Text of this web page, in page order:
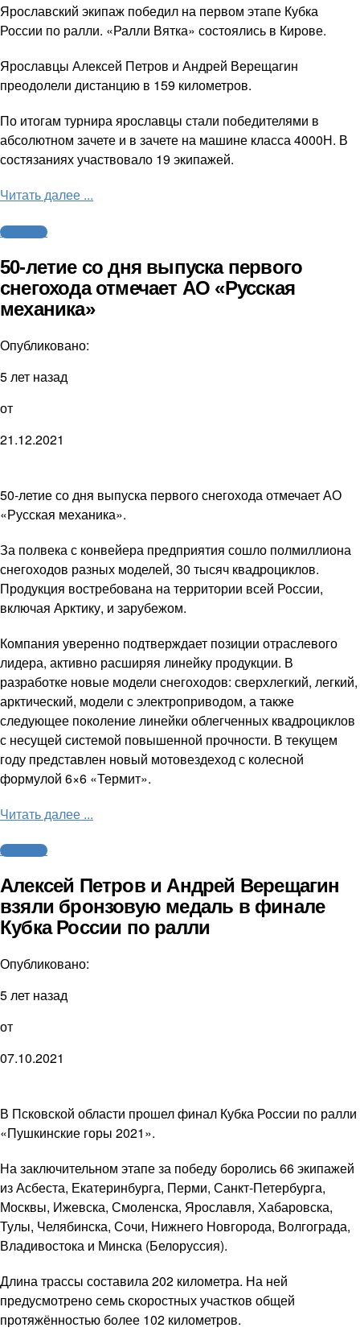
Ярославский экипаж победил на первом этапе Кубка
России по ралли. «Ралли Вятка» состоялись в Кирове.
Ярославцы Алексей Петров и Андрей Верещагин
преодолели дистанцию в 159 километров.
По итогам турнира ярославцы стали победителями в
абсолютном зачете и в зачете на машине класса 4000Н. В
состязаниях участвовало 19 экипажей.
Читать далее ...
Автоспорт
50-летие со дня выпуска первого
снегохода отмечает АО «Русская
механика»
Опубликовано:
5 лет назад
от
21.12.2021
50-летие со дня выпуска первого снегохода отмечает АО
«Русская механика».
За полвека с конвейера предприятия сошло полмиллиона
снегоходов разных моделей, 30 тысяч квадроциклов.
Продукция востребована на территории всей России,
включая Арктику, и зарубежом.
Компания уверенно подтверждает позиции отраслевого
лидера, активно расширяя линейку продукции. В
разработке новые модели снегоходов: сверхлегкий, легкий,
арктический, модели с электроприводом, а также
следующее поколение линейки облегченных квадроциклов
с несущей системой повышенной прочности. В текущем
году представлен новый мотовездеход с колесной
формулой 6×6 «Термит».
Читать далее ...
Автоспорт
Алексей Петров и Андрей Верещагин
взяли бронзовую медаль в финале
Кубка России по ралли
Опубликовано:
5 лет назад
от
07.10.2021
В Псковской области прошел финал Кубка России по ралли
«Пушкинские горы 2021».
На заключительном этапе за победу боролись 66 экипажей
из Асбеста, Екатеринбурга, Перми, Санкт-Петербурга,
Москвы, Ижевска, Смоленска, Ярославля, Хабаровска,
Тулы, Челябинска, Сочи, Нижнего Новгорода, Волгограда,
Владивостока и Минска (Белоруссия).
Длина трассы составила 202 километра. На ней
предусмотрено семь скоростных участков общей
протяжённостью более 102 километров.